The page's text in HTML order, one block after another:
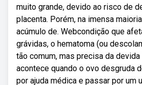
muito grande, devido ao risco de
placenta. Porém, na imensa
acúmulo de. Webcondição que
grávidas, o hematoma (ou
tão comum, mas precisa da devida
acontece quando o ovo desgruda
por ajuda médica e passar por um